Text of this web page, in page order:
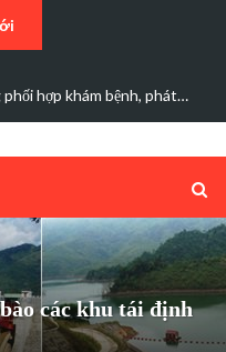
điện A Vương sơ kết…
các khu tái định